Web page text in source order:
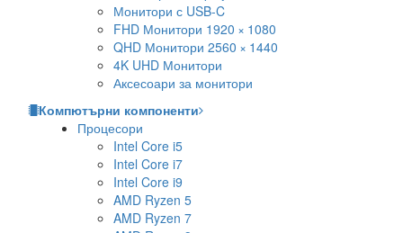
Монитори с USB-C
FHD Монитори 1920 × 1080
QHD Монитори 2560 × 1440
4K UHD Монитори
Аксесоари за монитори
Компютърни компоненти
Процесори
Intel Core i5
Intel Core i7
Intel Core i9
AMD Ryzen 5
AMD Ryzen 7